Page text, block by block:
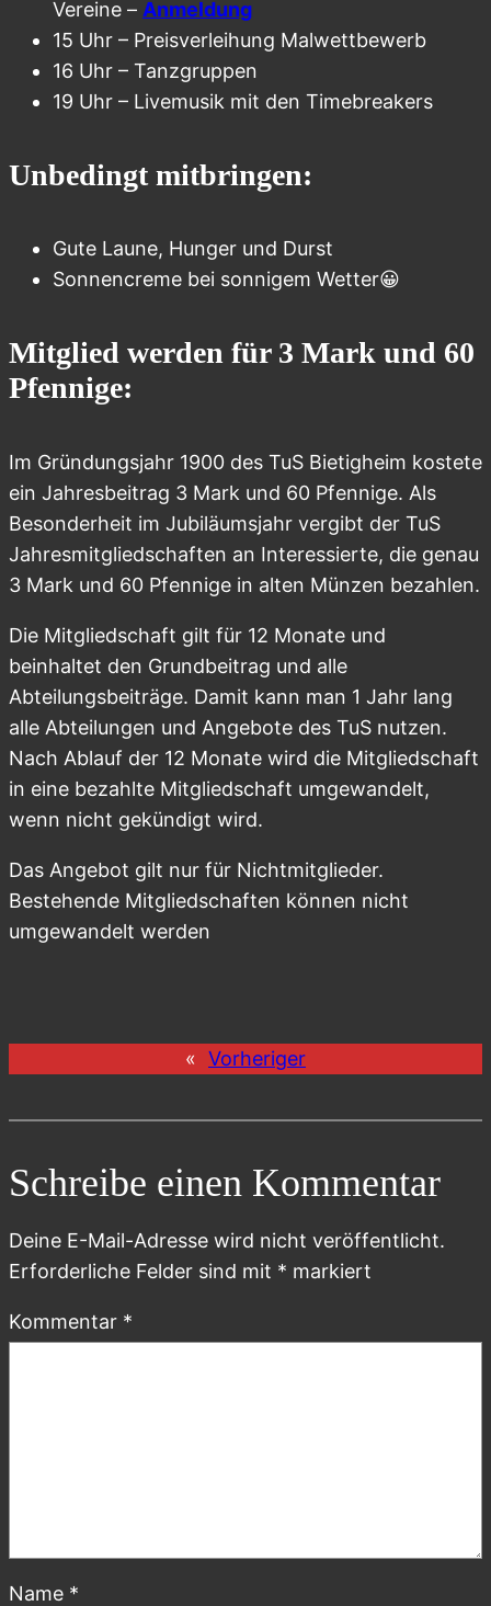
Vereine – Anmeldung
15 Uhr – Preisverleihung Malwettbewerb
16 Uhr – Tanzgruppen
19 Uhr – Livemusik mit den Timebreakers
Unbedingt mitbringen:
Gute Laune, Hunger und Durst
Sonnencreme bei sonnigem Wetter😀
Mitglied werden für 3 Mark und 60
Pfennige:
Im Gründungsjahr 1900 des TuS Bietigheim kostete
ein Jahresbeitrag 3 Mark und 60 Pfennige. Als
Besonderheit im Jubiläumsjahr vergibt der TuS
Jahresmitgliedschaften an Interessierte, die genau
3 Mark und 60 Pfennige in alten Münzen bezahlen.
Die Mitgliedschaft gilt für 12 Monate und
beinhaltet den Grundbeitrag und alle
Abteilungsbeiträge. Damit kann man 1 Jahr lang
alle Abteilungen und Angebote des TuS nutzen.
Nach Ablauf der 12 Monate wird die Mitgliedschaft
in eine bezahlte Mitgliedschaft umgewandelt,
wenn nicht gekündigt wird.
Das Angebot gilt nur für Nichtmitglieder.
Bestehende Mitgliedschaften können nicht
umgewandelt werden
« Vorheriger
Schreibe einen Kommentar
Deine E-Mail-Adresse wird nicht veröffentlicht.
Erforderliche Felder sind mit * markiert
Kommentar *
Name *